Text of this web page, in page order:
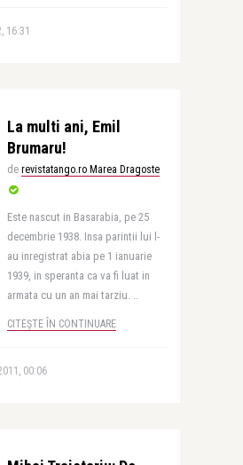
16:31
La multi ani, Emil
Brumaru!
de revistatango.ro Marea Dragoste
Este nascut in Basarabia, pe 25
decembrie 1938. Insa parintii lui l-
au inregistrat abia pe 1 ianuarie
1939, in speranta ca va fi luat in
armata cu un an mai tarziu. ..
CITEȘTE ÎN CONTINUARE
00:06